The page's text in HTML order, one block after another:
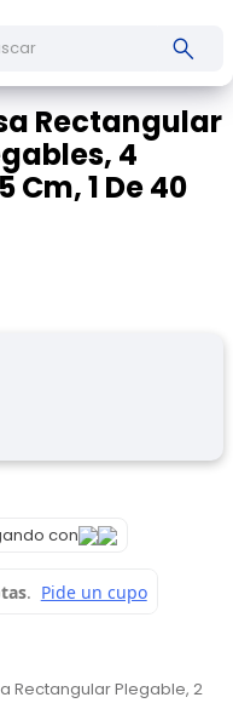
Rectangular
4
Cm, 1 De 40
con
Rectangular Plegable, 2